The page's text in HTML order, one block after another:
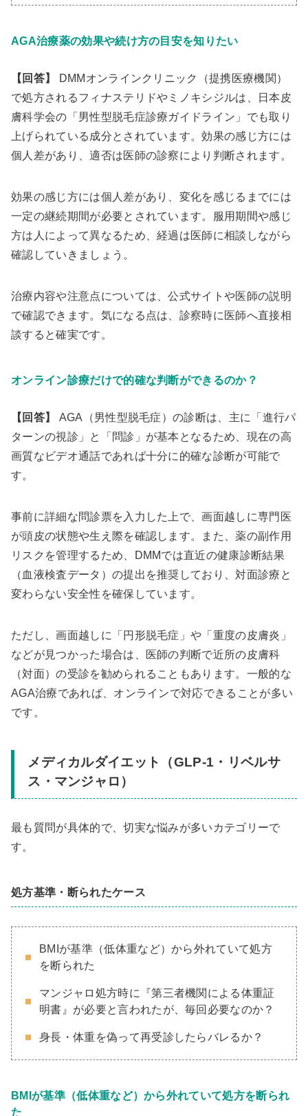
AGA治療薬の効果や続け方の目安を知りたい
【回答】
DMMオンラインクリニック（提携医療機関）
で処方されるフィナステリドやミノキシジルは、日本皮
膚科学会の「男性型脱毛症診療ガイドライン」でも取り
上げられている成分とされています。効果の感じ方には
個人差があり、適否は医師の診察により判断されます。
効果の感じ方には個人差があり、変化を感じるまでには
一定の継続期間が必要とされています。服用期間や感じ
方は人によって異なるため、経過は医師に相談しながら
確認していきましょう。
治療内容や注意点については、公式サイトや医師の説明
で確認できます。気になる点は、診察時に医師へ直接相
談すると確実です。
オンライン診療だけで的確な判断ができるのか？
【回答】
AGA（男性型脱毛症）の診断は、主に「進行パ
ターンの視診」と「問診」が基本となるため、現在の高
画質なビデオ通話であれば十分に的確な診断が可能で
す。
事前に詳細な問診票を入力した上で、画面越しに専門医
が頭皮の状態や生え際を確認します。また、薬の副作用
リスクを管理するため、DMMでは直近の健康診断結果
（血液検査データ）の提出を推奨しており、対面診療と
変わらない安全性を確保しています。
ただし、画面越しに「円形脱毛症」や「重度の皮膚炎」
などが見つかった場合は、医師の判断で近所の皮膚科
（対面）の受診を勧められることもあります。一般的な
AGA治療であれば、オンラインで対応できることが多い
です。
メディカルダイエット（GLP-1・リベルサ
ス・マンジャロ）
最も質問が具体的で、切実な悩みが多いカテゴリーで
す。
処方基準・断られたケース
BMIが基準（低体重など）から外れていて処方
を断られた
マンジャロ処方時に『第三者機関による体重証
明書』が必要と言われたが、毎回必要なのか？
身長・体重を偽って再受診したらバレるか？
BMIが基準（低体重など）から外れていて処方を断られ
た